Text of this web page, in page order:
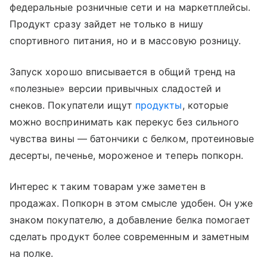
федеральные розничные сети и на маркетплейсы.
Продукт сразу зайдет не только в нишу
спортивного питания, но и в массовую розницу.
Запуск хорошо вписывается в общий тренд на
«полезные» версии привычных сладостей и
снеков. Покупатели ищут продукты, которые
можно воспринимать как перекус без сильного
чувства вины — батончики с белком, протеиновые
десерты, печенье, мороженое и теперь попкорн.
Интерес к таким товарам уже заметен в
продажах. Попкорн в этом смысле удобен. Он уже
знаком покупателю, а добавление белка помогает
сделать продукт более современным и заметным
на полке.